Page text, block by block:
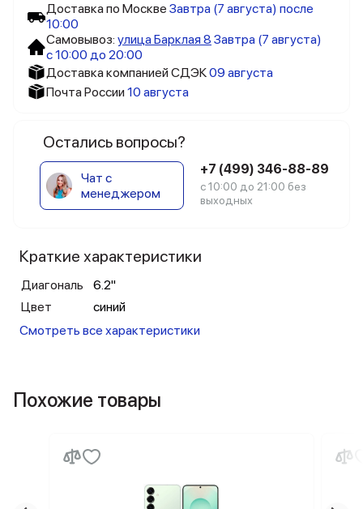
Доставка по Москве Завтра (7 августа) после
10:00
Самовывоз: улица Барклая 8 Завтра (7 августа)
с 10:00 до 20:00
Доставка компанией СДЭК09 августа
Почта России 10 августа
Остались вопросы?
Чат с
менеджером
+7 (499) 346-88-89
с 10:00 до 21:00 без
выходных
Краткие характеристики
Диагональ
6.2"
Цвет
синий
Смотреть все характеристики
Похожие товары